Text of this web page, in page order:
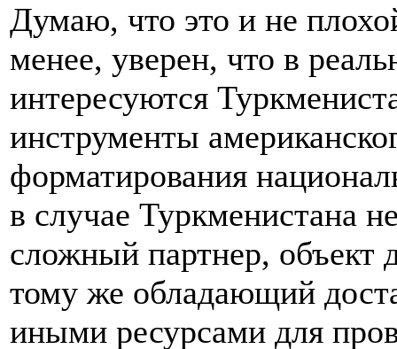
Думаю, что это и не
менее, уверен, что в
интересуются
инструменты
форматирования
в случае Туркменистана
сложный партнер, объект
тому же обладающий
иными ресурсами для